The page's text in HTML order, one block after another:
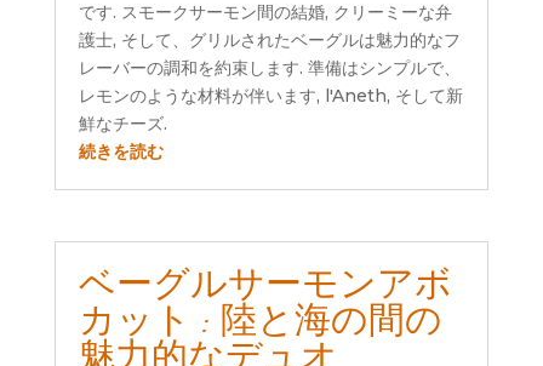
です. スモークサーモン間の結婚, クリーミーな弁
護士, そして、グリルされたベーグルは魅力的なフ
レーバーの調和を約束します. 準備はシンプルで、
レモンのような材料が伴います, l'Aneth, そして新
鮮なチーズ.
続きを読む
ベーグルサーモンアボ
カット : 陸と海の間の
魅力的なデュオ